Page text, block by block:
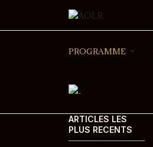
PROGRAMME
ARTICLES LES
PLUS RECENTS